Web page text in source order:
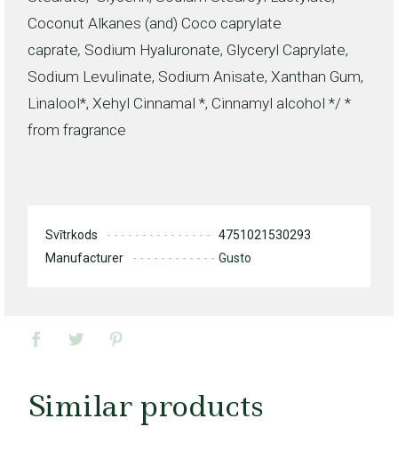
Coconut Alkanes (and) Coco caprylate
caprate, Sodium Hyaluronate, Glyceryl Caprylate,
Sodium Levulinate, Sodium Anisate, Xanthan Gum,
Linalool*, Xehyl Cinnamal *, Cinnamyl alcohol */ *
from fragrance
Svītrkods
4751021530293
Manufacturer
Gusto
Similar products